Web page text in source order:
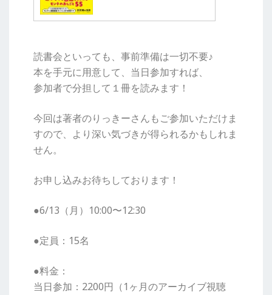
読書会といっても、事前準備は一切不要♪
本を手元に用意して、当日参加すれば、
参加者で分担して１冊を読みます！
今回は著者のりっきーさんもご参加いただけま
すので、より深い気づきが得られるかもしれま
せん。
お申し込みお待ちしております！
●6/13（月）10:00〜12:30
●定員：15名
●料金：
当日参加：2200円（1ヶ月のアーカイブ視聴